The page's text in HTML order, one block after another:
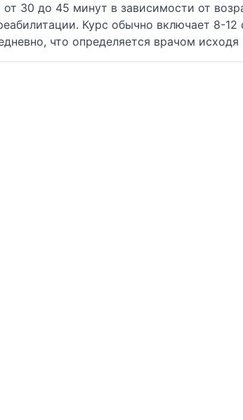
от 30 до 45 минут в зависимости от
Курс обычно включает 8-12
что определяется врачом